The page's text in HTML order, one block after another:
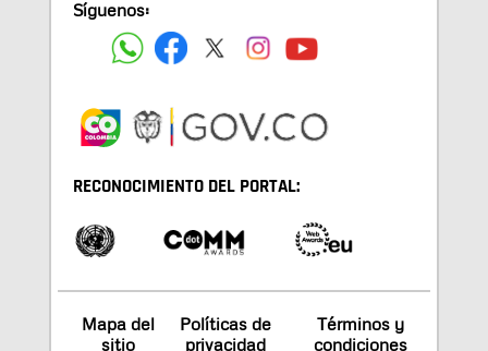
Síguenos:
RECONOCIMIENTO DEL PORTAL:
Mapa del
sitio
Políticas de
privacidad
Términos y
condiciones